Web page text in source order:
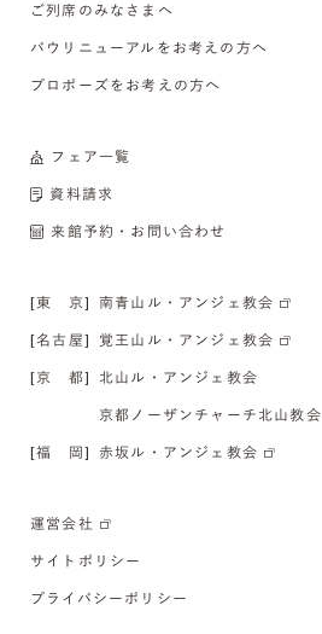
ご列席のみなさまへ
バウリニューアルをお考えの方へ
プロポーズをお考えの方へ
フェア一覧
資料請求
来館予約・お問い合わせ
[東 京] 南青山ル・アンジェ教会
[名古屋] 覚王山ル・アンジェ教会
[京 都] 北山ル・アンジェ教会
京都ノーザンチャーチ北山教会
[福 岡] 赤坂ル・アンジェ教会
運営会社
サイトポリシー
プライバシーポリシー